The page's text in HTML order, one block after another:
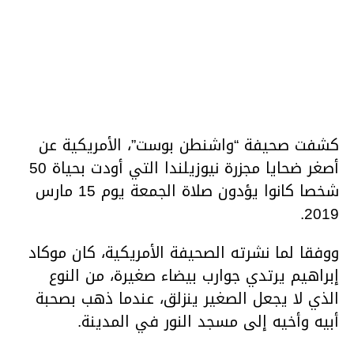
كشفت صحيفة “واشنطن بوست”، الأمريكية عن
أصغر ضحايا مجزرة نيوزيلندا التي أودت بحياة 50
شخصا كانوا يؤدون صلاة الجمعة يوم 15 مارس
2019.
ووفقا لما نشرته الصحيفة الأمريكية، كان موكاد
إبراهيم يرتدي جوارب بيضاء صغيرة، من النوع
الذي لا يجعل الصغير ينزلق، عندما ذهب بصحبة
أبيه وأخيه إلى مسجد النور في المدينة.